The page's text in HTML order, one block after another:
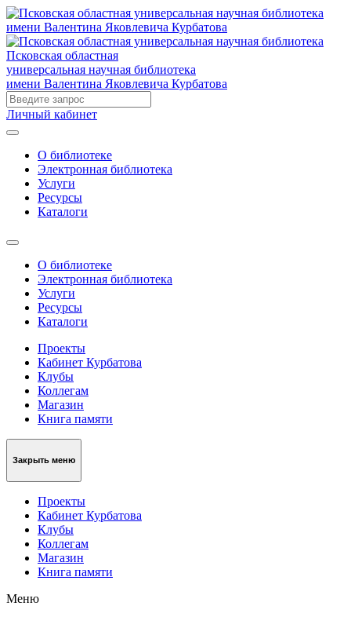
Псковская областная
универсальная научная библиотека
имени Валентина Яковлевича Курбатова
Личный кабинет
О библиотеке
Электронная библиотека
Услуги
Ресурсы
Каталоги
О библиотеке
Электронная библиотека
Услуги
Ресурсы
Каталоги
Проекты
Кабинет Курбатова
Клубы
Коллегам
Магазин
Книга памяти
Закрыть меню
Проекты
Кабинет Курбатова
Клубы
Коллегам
Магазин
Книга памяти
Меню